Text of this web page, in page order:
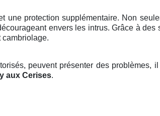
une protection supplémentaire. Non
envers les intrus. Grâce à des
cambriolage.
peuvent présenter des problèmes,
aux Cerises.